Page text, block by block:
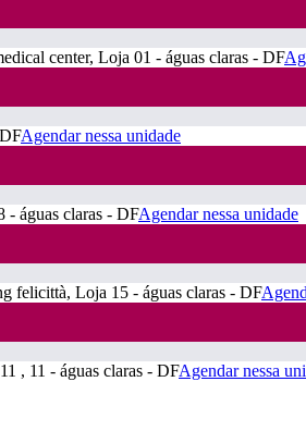
center, Loja 01 - águas claras - DF
Agendar nessa unidade
- águas claras - DFAgendar nessa unidade
felicittà, Loja 15 - águas claras - DF
, 11 - águas claras - DFAgendar nessa